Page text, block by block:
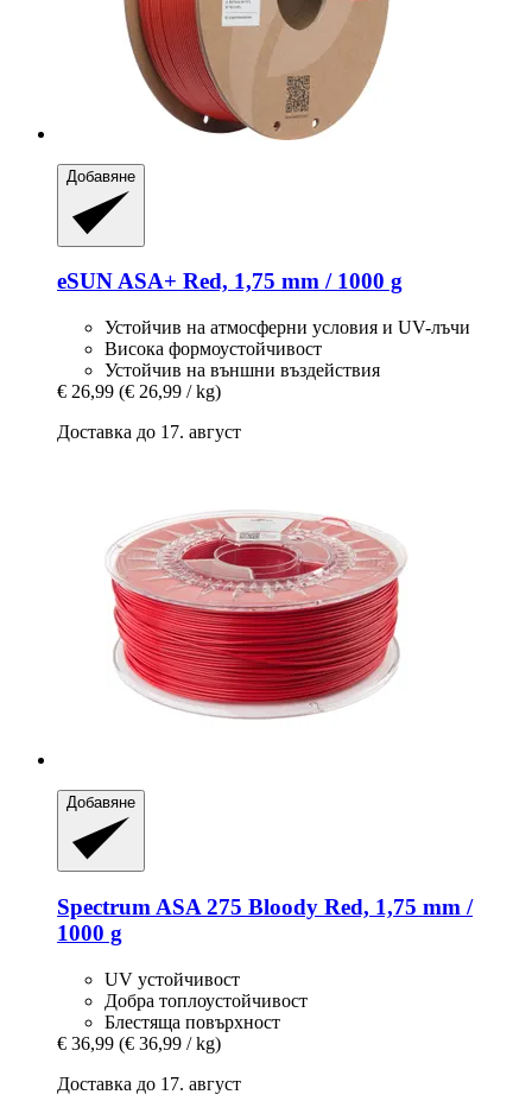
Добавяне
eSUNASA+ Red, 1,75 mm / 1000 g
Устойчив на атмосферни условия и UV-лъчи
Висока формоустойчивост
Устойчив на външни въздействия
€ 26,99 (€ 26,99 / kg)
Доставка до 17. август
Добавяне
Spectrum ASA 275 Bloody Red, 1,75 mm /
1000 g
UV устойчивост
Добра топлоустойчивост
Блестяща повърхност
€ 36,99 (€ 36,99 / kg)
Доставка до 17. август